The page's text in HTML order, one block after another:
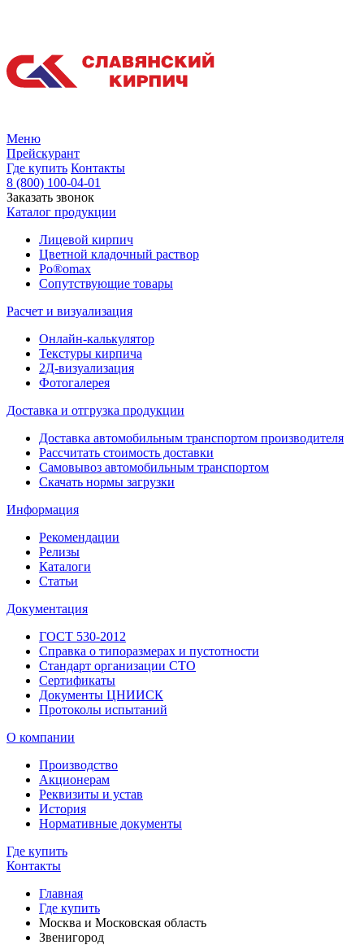
Меню
Прейскурант
Где купить Контакты
8 (800) 100-04-01
Заказать звонок
Каталог продукции
Лицевой кирпич
Цветной кладочный раствор
Po®omax
Сопутствующие товары
Расчет и визуализация
Онлайн-калькулятор
Текстуры кирпича
2Д-визуализация
Фотогалерея
Доставка и отгрузка продукции
Доставка автомобильным транспортом производителя
Рассчитать стоимость доставки
Самовывоз автомобильным транспортом
Скачать нормы загрузки
Информация
Рекомендации
Релизы
Каталоги
Статьи
Документация
ГОСТ 530-2012
Справка о типоразмерах и пустотности
Стандарт организации СТО
Сертификаты
Документы ЦНИИСК
Протоколы испытаний
О компании
Производство
Акционерам
Реквизиты и устав
История
Нормативные документы
Где купить
Контакты
Главная
Где купить
Москва и Московская область
Звенигород